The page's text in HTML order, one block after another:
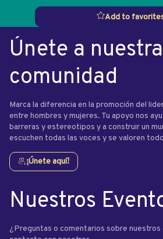
Add to
Únete a nuestra
comunidad
Marca la diferencia en la promoción del
entre hombres y mujeres. Tu apoyo nos
barreras y estereotipos y a construir un
escuchen todas las voces y se valoren
¡Únete aquí!
Nuestros
¿Preguntas o comentarios sobre